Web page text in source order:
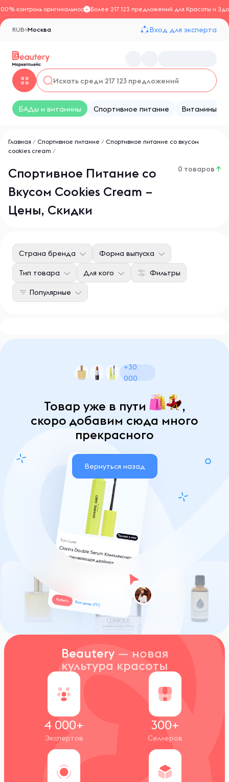
контроль оригинальностиБолее 217 123 предложений для Красоты и
Москва
RUB Вход для эксперта
БАДы и витамины Спортивное питание Витамины
Главная / Спортивное питание / Спортивное питание со вкусом
сookies cream /
Спортивное Питание со
Вкусом Сookies Cream –
Цены, Скидки
0 товаров ↑
Фильтры
Страна бренда Форма выпуска
Тип товара Для кого
Популярные
+30
000
Товар уже в пути
,
скоро добавим сюда много
прекрасного
Вернуться назад
Beautery — новая
культура красоты
4 000+
Экспертов
300+
Селлеров